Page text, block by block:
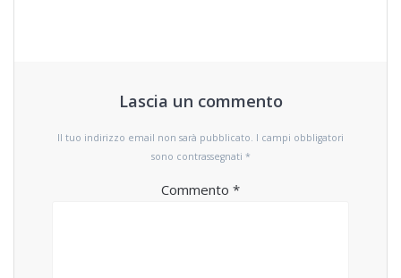
Lascia un commento
Il tuo indirizzo email non sarà pubblicato. I campi obbligatori
sono contrassegnati *
Commento *